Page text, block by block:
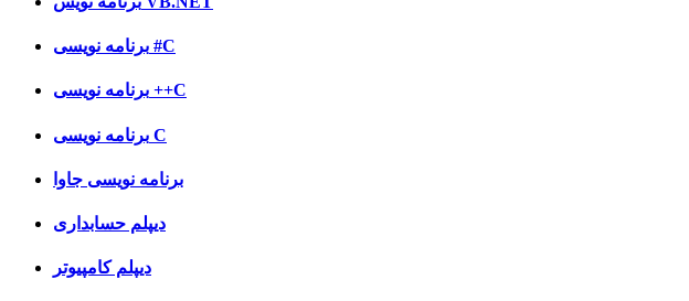
برنامه نویسی #C
برنامه نویسی ++C
برنامه نویسی C
برنامه نویسی جاوا
دیپلم حسابداری
دیپلم کامپیوتر